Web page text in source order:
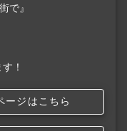
で』
！
ージはこちら